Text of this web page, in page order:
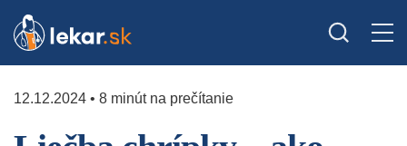
12.12.2024 • 8 minút na prečítanie